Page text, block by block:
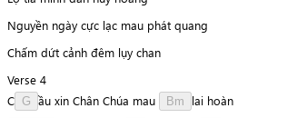
Nguyền ngày cực lạc mau phát quang
Chấm dứt cảnh đêm lụy chan
Verse 4
C G ầu xin Chân Chúa mau Bm lai hoàn